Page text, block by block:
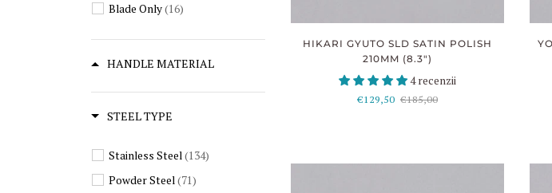
Blade Only(16)
HANDLE MATERIAL
STEEL TYPE
Stainless Steel (134)
Powder Steel (71)
HIKARI GYUTO SLD SATIN POLISH
210MM (8.3")
4 recenzii
€129,50 €185,00